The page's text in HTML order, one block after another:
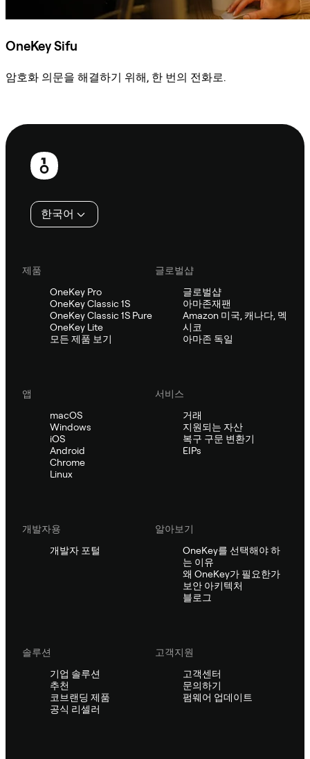
OneKey Sifu
암호화 의문을 해결하기 위해, 한 번의 전화로.
보
한국어
제품
OneKey Pro
OneKey Classic 1S
OneKey Classic 1S Pure
OneKey Lite
모든 제품 보기
글로벌샵
글로벌샵
아마존재팬
Amazon 미국, 캐나다, 멕
시코
아마존 독일
앱
macOS
Windows
iOS
Android
Chrome
Linux
서비스
거래
지원되는 자산
복구 구문 변환기
EIPs
개발자용
개발자 포털
알아보기
OneKey를 선택해야 하
는 이유
왜 OneKey가 필요한가
보안 아키텍처
블로그
솔루션
기업 솔루션
추천
코브랜딩 제품
공식 리셀러
고객지원
고객센터
문의하기
펌웨어 업데이트